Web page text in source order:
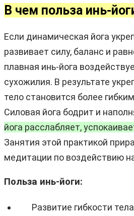
В чем польза инь-
Если динамическая йога
развивает силу, баланс и
плавная инь-йога
сухожилия. В результате
тело становится более
Силовая йога бодрит и
йога расслабляет,
Занятия этой практикой
медитации по воздействию
Польза инь-йоги:
Развитие гибкости